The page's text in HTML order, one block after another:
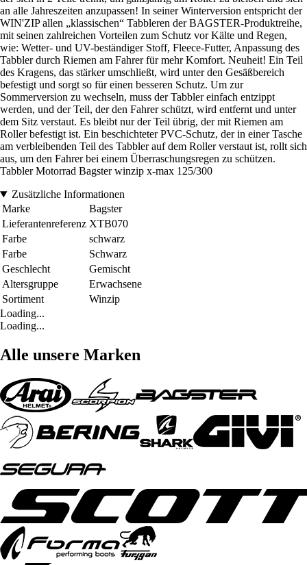
an alle Jahreszeiten anzupassen! In seiner Winterversion entspricht der
WIN'ZIP allen „klassischen“ Tabbleren der BAGSTER-Produktreihe,
mit seinen zahlreichen Vorteilen zum Schutz vor Kälte und Regen,
wie: Wetter- und UV-beständiger Stoff, Fleece-Futter, Anpassung des
Tabbler durch Riemen am Fahrer für mehr Komfort. Neuheit! Ein Teil
des Kragens, das stärker umschließt, wird unter den Gesäßbereich
befestigt und sorgt so für einen besseren Schutz. Um zur
Sommerversion zu wechseln, muss der Tabbler einfach entzippt
werden, und der Teil, der den Fahrer schützt, wird entfernt und unter
dem Sitz verstaut. Es bleibt nur der Teil übrig, der mit Riemen am
Roller befestigt ist. Ein beschichteter PVC-Schutz, der in einer Tasche
am verbleibenden Teil des Tabbler auf dem Roller verstaut ist, rollt sich
aus, um den Fahrer bei einem Überraschungsregen zu schützen.
Tabbler Motorrad Bagster winzip x-max 125/300
Zusätzliche Informationen
Marke
Bagster
Lieferantenreferenz XTB070
Farbe
schwarz
Farbe
Schwarz
Geschlecht
Gemischt
Altersgruppe
Erwachsene
Sortiment
Winzip
Loading...
Loading...
Alle unsere Marken